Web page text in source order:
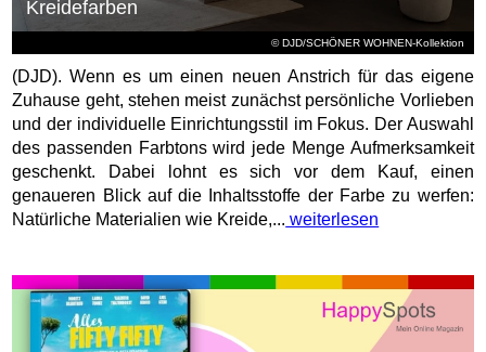
© DJD/SCHÖNER WOHNEN-Kollektion
Kreidefarben
(DJD). Wenn es um einen neuen Anstrich für das eigene
Zuhause geht, stehen meist zunächst persönliche Vorlieben
und der individuelle Einrichtungsstil im Fokus. Der Auswahl
des passenden Farbtons wird jede Menge Aufmerksamkeit
geschenkt. Dabei lohnt es sich vor dem Kauf, einen
genaueren Blick auf die Inhaltsstoffe der Farbe zu werfen:
Natürliche Materialien wie Kreide,... weiterlesen